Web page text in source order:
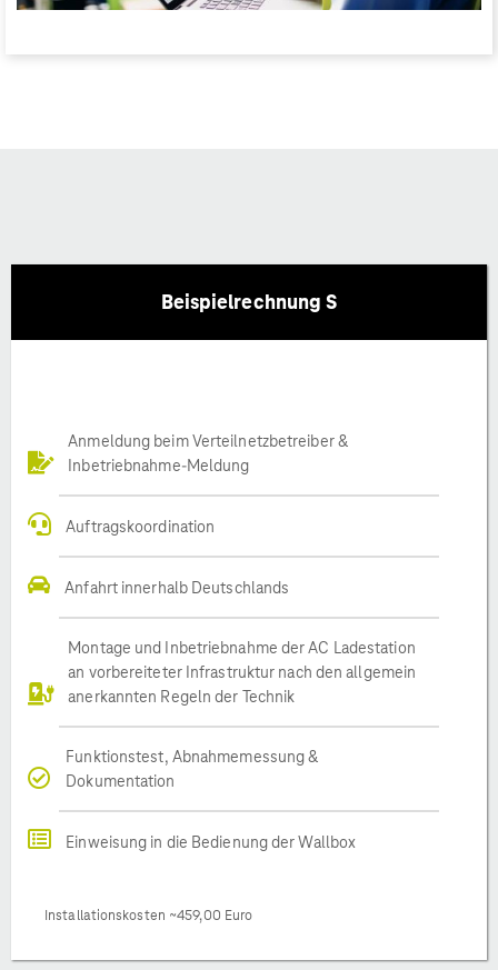
Beispielrechnung S
Anmeldung beim Verteilnetzbetreiber &
Inbetriebnahme-Meldung
Auftragskoordination
Anfahrt innerhalb Deutschlands
Montage und Inbetriebnahme der AC Ladestation
an vorbereiteter Infrastruktur nach den allgemein
anerkannten Regeln der Technik
Funktionstest, Abnahmemessung &
Dokumentation
Einweisung in die Bedienung der Wallbox
Installationskosten ~459,00 Euro